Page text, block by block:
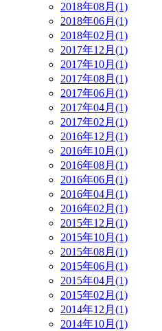
2018年08月(1)
2018年06月(1)
2018年02月(1)
2017年12月(1)
2017年10月(1)
2017年08月(1)
2017年06月(1)
2017年04月(1)
2017年02月(1)
2016年12月(1)
2016年10月(1)
2016年08月(1)
2016年06月(1)
2016年04月(1)
2016年02月(1)
2015年12月(1)
2015年10月(1)
2015年08月(1)
2015年06月(1)
2015年04月(1)
2015年02月(1)
2014年12月(1)
2014年10月(1)